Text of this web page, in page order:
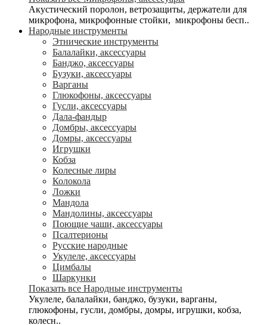
Акустический поролон, ветрозащиты, держатели для
микрофона, микрофонные стойки, микрофоны бесп..
Народные инструменты
Этнические инструменты
Балалайки, аксессуары
Банджо, аксессуары
Бузуки, аксессуары
Варганы
Глюкофоны, аксессуары
Гусли, аксессуары
Дала-фандыр
Домбры, аксессуары
Домры, аксессуары
Игрушки
Кобза
Колесные лиры
Колокола
Ложки
Мандола
Мандолины, аксессуары
Поющие чаши, аксессуары
Псалтерионы
Русские народные
Укулеле, аксессуары
Цимбалы
Шаркунки
Показать все Народные инструменты
Укулеле, балалайки, банджо, бузуки, варганы,
глюкофоны, гусли, домбры, домры, игрушки, кобза,
колесн..